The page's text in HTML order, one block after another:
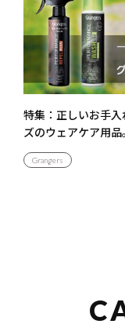
特集：正しいお手
ズのウェアケア用品。
Grangers